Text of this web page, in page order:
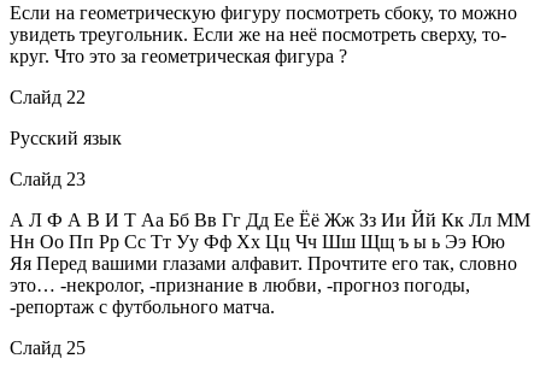
Если на геометрическую фигуру посмотреть сбоку, то можно
увидеть треугольник. Если же на неё посмотреть сверху, то-
круг. Что это за геометрическая фигура ?
Слайд 22
Русский язык
Слайд 23
А Л Ф А В И Т Аа Бб Вв Гг Дд Ее Ёё Жж Зз Ии Йй Кк Лл ММ
Нн Оо Пп Рр Сс Тт Уу Фф Хх Цц Чч Шш Щщ ъ ы ь Ээ Юю
Яя Перед вашими глазами алфавит. Прочтите его так, словно
это… -некролог, -признание в любви, -прогноз погоды,
-репортаж с футбольного матча.
Слайд 25